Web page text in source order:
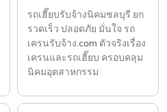
รถเฮี๊ยบรับจ้างนิคมชลบุรี ยก
รวดเร็ว ปลอดภัย มั่นใจ รถ
เครนรับจ้าง.com ตัวจริงเรื่อง
เครนและรถเฮี๊ยบ ครอบคลุม
นิคมอุตสาหกรรม